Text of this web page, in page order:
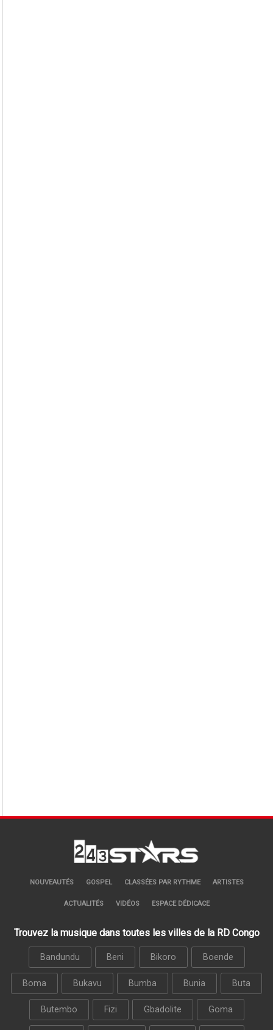
NOUVEAUTÉS GOSPEL CLASSÉES PAR RYTHME ARTISTES
ACTUALITÉS VIDÉOS ESPACE DÉDICACE
Trouvez la musique dans toutes les villes de la RD Congo
Bandundu Beni Bikoro Boende
Boma Bukavu Bumba Bunia Buta
Butembo Fizi Gbadolite Goma